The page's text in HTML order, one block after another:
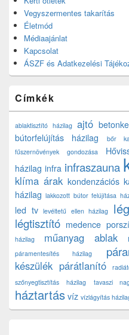
Vegyszermentes takarítás
Életmód
Médiaajánlat
Kapcsolat
ÁSZF és Adatkezelési
Címkék
ablaktisztító házilag ajtó
bútorfelújítás házilag bőr
fűszernövények gondozása
házilag infra infraszauna
klíma árak kondenzációs
házilag lakkozott bútor felújítása
led tv levéltetű ellen házilag
légtisztító medence
házilag
műanyag ablak
páramentesítés házilag
készülék párátlanító
szőnyegtisztítás házilag tavaszi
háztartás víz vízlágyítás